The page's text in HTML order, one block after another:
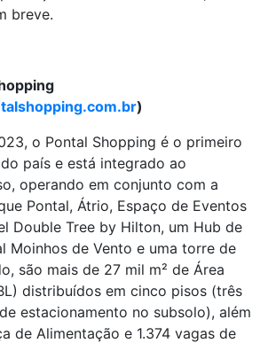
breve.
)
o Pontal Shopping é o primeiro
país e está integrado ao
operando em conjunto com a
Pontal, Átrio, Espaço de Eventos
Double Tree by Hilton, um Hub de
Moinhos de Vento e uma torre de
são mais de 27 mil m² de Área
distribuídos em cinco pisos (três
estacionamento no subsolo), além
de Alimentação e 1.374 vagas de